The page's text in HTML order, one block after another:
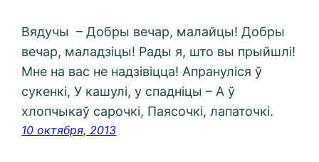
Вядучы – Добры вечар, малайцы! Добры
вечар, маладзіцы! Рады я, што вы прыйшлі!
Мне на вас не надзівіцца! Апрануліся ў
сукенкі, У кашулі, у спадніцы – А ў
хлопчыкаў сарочкі, Паясочкі, лапаточкі.
10 октября, 2013